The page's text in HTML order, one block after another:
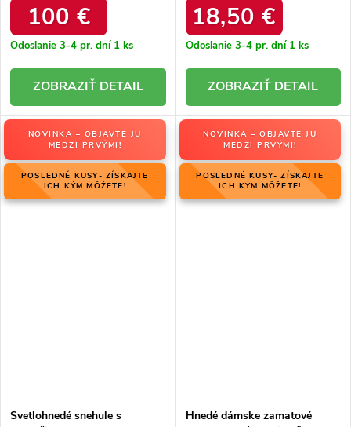
100 €
Odoslanie 3-4 pr. dní 1 ks
DETAIL
18,50 €
Odoslanie 3-4 pr. dní 1 ks
DETAIL
NOVINKA – OBJAVTE JU
MEDZI PRVÝMI!
POSLEDNÉ KUSY- ZÍSKAJTE
ICH KÝM MÔŽETE!
Svetlohnedé snehule s
NOVINKA – OBJAVTE JU
MEDZI PRVÝMI!
POSLEDNÉ KUSY- ZÍSKAJTE
ICH KÝM MÔŽETE!
Hnedé dámske zamatové